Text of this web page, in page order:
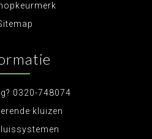
0320-748074
kluizen